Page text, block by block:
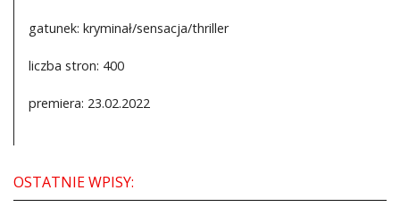
gatunek: kryminał/sensacja/thriller
liczba stron: 400
premiera: 23.02.2022
OSTATNIE WPISY: